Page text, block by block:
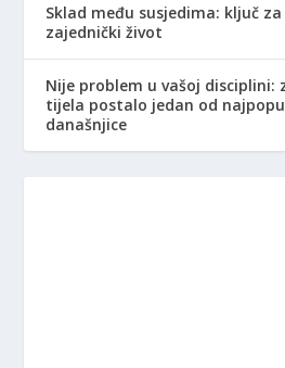
Sklad među susjedima: ključ
zajednički život
Nije problem u vašoj disciplini:
tijela postalo jedan od
današnjice